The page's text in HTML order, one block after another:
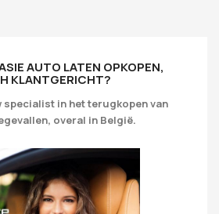
AUTO LATEN OPKOPEN,
KLANTGERICHT?
specialist in het terugkopen van
overal in België.